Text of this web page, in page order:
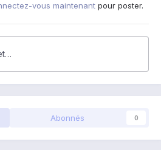
vous maintenant pour poster.
Abonnés 0